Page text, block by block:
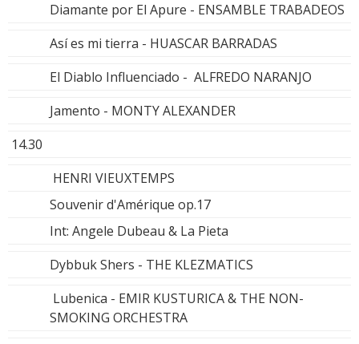
Diamante por El Apure - ENSAMBLE TRABADEOS
Así es mi tierra - HUASCAR BARRADAS
El Diablo Influenciado - ALFREDO NARANJO
Jamento - MONTY ALEXANDER
14.30
HENRI VIEUXTEMPS
Souvenir d'Amérique op.17
Int: Angele Dubeau & La Pieta
Dybbuk Shers - THE KLEZMATICS
Lubenica - EMIR KUSTURICA & THE NON-
SMOKING ORCHESTRA